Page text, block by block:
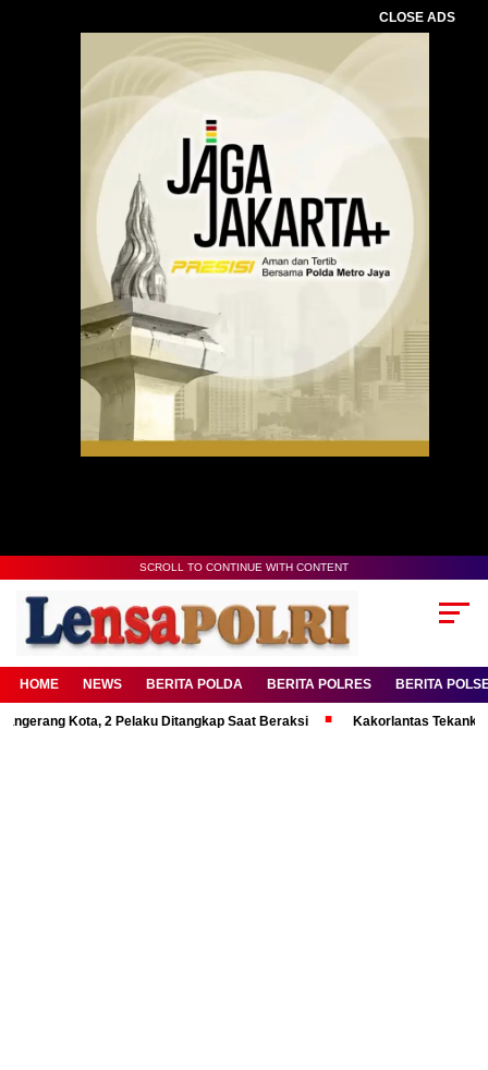
CLOSE ADS
SCROLL TO CONTINUE WITH CONTENT
HOME NEWS BERITA POLDA BERITA POLRES BERITA
Kota, 2 Pelaku Ditangkap Saat Beraksi Kakorlantas Tekankan Mental